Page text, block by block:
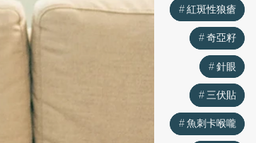
紅斑性狼瘡
奇亞籽
針眼
三伏貼
魚刺卡喉嚨
紅斑性狼瘡
奇亞籽
針眼
三伏貼
魚刺卡喉嚨